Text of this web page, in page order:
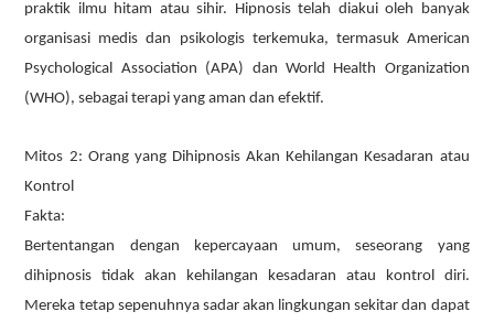
praktik ilmu hitam atau sihir. Hipnosis telah diakui oleh banyak
organisasi medis dan psikologis terkemuka, termasuk American
Psychological Association (APA) dan World Health Organization
(WHO), sebagai terapi yang aman dan efektif.
Mitos 2: Orang yang Dihipnosis Akan Kehilangan Kesadaran atau
Kontrol
Fakta:
Bertentangan dengan kepercayaan umum, seseorang yang
dihipnosis tidak akan kehilangan kesadaran atau kontrol diri.
Mereka tetap sepenuhnya sadar akan lingkungan sekitar dan dapat